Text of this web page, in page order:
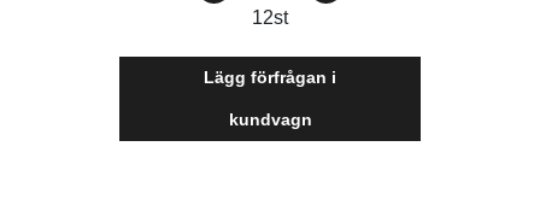
12st
Lägg förfrågan i
kundvagn